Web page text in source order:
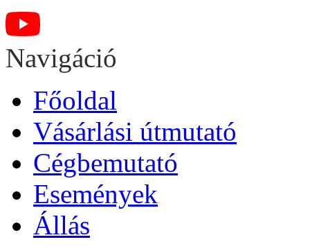
Navigáció
Főoldal
Vásárlási útmutató
Cégbemutató
Események
Állás